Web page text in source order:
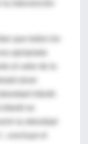
apropiada
la obesidad